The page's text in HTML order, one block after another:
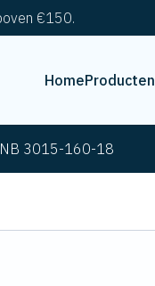
€150.
HomeProducten
3015-160-18